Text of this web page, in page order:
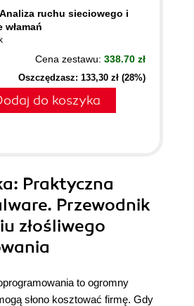
ruchu sieciowego i
włamań
Cena zestawu: 338.70 zł
Oszczędzasz: 133,30 zł (28%)
do koszyka
: Praktyczna
Przewodnik
złośliwego
to ogromny
słono kosztować firmę. Gdy